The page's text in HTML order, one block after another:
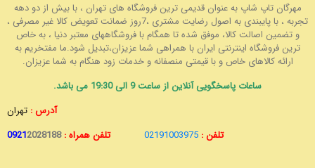
مهرگان تاپ شاپ به عنوان قدیمی ترین فروشگاه های تهران ، با بیش از دو دهه
تجربه ، با پایبندی به اصول رضایت مشتری ،7روز ضمانت تعویض کالا غیر مصرفی ،
و تضمین اصالت کالا، موفق شده تا همگام با فروشگاههای معتبر دنیا ، به خاص
ترین فروشگاه اینترنتی ایران با همراهی شما عزیزان،تبدیل شود.ما مفتخریم به
ارائه کالاهای خاص و با قیمتی منصفانه و خدمات زود هنگام به شما عزیزان.
ساعات پاسخگویی آنلاین از ساعت 9 الی 19:30 می باشد.
آدرس : تهران
تلفن : 02191003975 تلفن همراه : 09212028188